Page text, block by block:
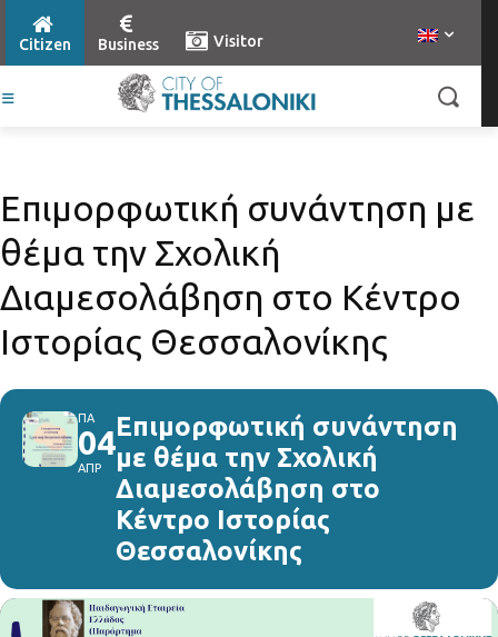
Citizen Business Visitor
Επιμορφωτική συνάντηση με
θέμα την Σχολική
Διαμεσολάβηση στο Κέντρο
Ιστορίας Θεσσαλονίκης
ΠΑ
04
ΑΠΡ
Επιμορφωτική συνάντηση
με θέμα την Σχολική
Διαμεσολάβηση στο
Κέντρο Ιστορίας
Θεσσαλονίκης